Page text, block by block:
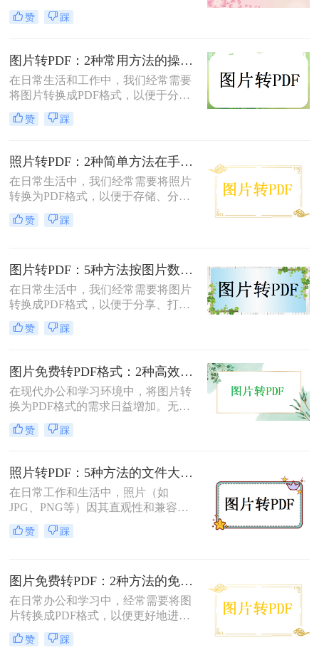
保存、分享和打印。那么如何将图片
转换为pdf格式呢？本文将介绍两种将
赞 踩
图片转PDF：2种常用方法的操作步骤和格式保留设置！
在日常生活和工作中，我们经常需要
将图片转换成PDF格式，以便于分
享、打印或存档。那么如何把图片转
换成PDF呢？本文将介绍两种常用的
赞 踩
照片转PDF：2种简单方法在手机端和电脑端的操作差异！
在日常生活中，我们经常需要将照片
转换为PDF格式，以便于存储、分享
和打印。那么照片转pdf怎么弄呢？下
面将介绍两种简单实用的方法，帮助
赞 踩
图片转PDF：5种方法按图片数量和文件大小选，大的别用在线！
在日常生活中，我们经常需要将图片
转换成PDF格式，以便于分享、打印
或存档。那么图片如何转换成pdf呢？
本文将介绍几种将图片转换成PDF的
换方式。
赞 踩
图片免费转PDF格式：2种高效方法的转换速度和画质损失对比！
在现代办公和学习环境中，将图片转
换为PDF格式的需求日益增加。无论
是为了更好地保存、传输还是打印图
片，PDF格式因其跨平台兼容性和格
怎么转换成pdf格式免费呢？本文将介
绍两种免费且高效的图片转PDF的方
法。
赞 踩
照片转PDF：5种方法的文件大小限制和画质保留实测！
在日常工作和生活中，照片（如
JPG、PNG等）因其直观性和兼容性
被广泛使用。然而，在需要整合多张
照片、提高安全性或便于打印时，将
文将详细介绍5种将照片转换为PDF的
常用高效方法，帮助用户根据需求选
择最适合的方案。
赞 踩
图片免费转PDF：2种方法的免费额度、水印和画质对比！
在日常办公和学习中，经常需要将图
片转换成PDF格式，以便更好地进行
分享、打印或存档。那么如何把图片
转换成pdf格式免费呢？本文将介绍两
赞 踩